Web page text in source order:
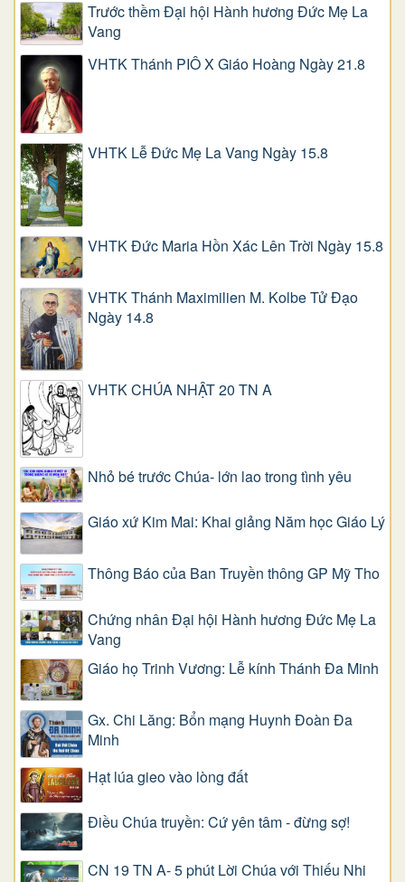
Trước thềm Đại hội Hành hương Đức Mẹ La
Vang
VHTK Thánh PIÔ X Giáo Hoàng Ngày 21.8
VHTK Lễ Đức Mẹ La Vang Ngày 15.8
VHTK Đức Maria Hồn Xác Lên Trời Ngày 15.8
VHTK Thánh Maximilien M. Kolbe Tử Đạo
Ngày 14.8
VHTK CHÚA NHẬT 20 TN A
Nhỏ bé trước Chúa- lớn lao trong tình yêu
Giáo xứ Kim Mai: Khai giảng Năm học Giáo Lý
Thông Báo của Ban Truyền thông GP Mỹ Tho
Chứng nhân Đại hội Hành hương Đức Mẹ La
Vang
Giáo họ Trinh Vương: Lễ kính Thánh Đa Minh
Gx. Chi Lăng: Bổn mạng Huynh Đoàn Đa
Minh
Hạt lúa gieo vào lòng đất
Điều Chúa truyền: Cứ yên tâm - đừng sợ!
CN 19 TN A- 5 phút Lời Chúa với Thiếu Nhi